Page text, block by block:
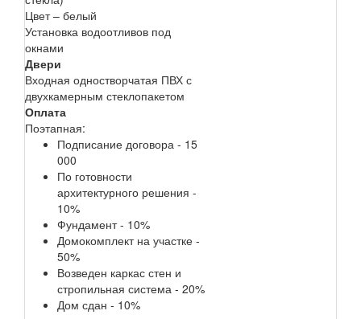
Цвет – белый
Установка водоотливов под
окнами
Двери
Входная одностворчатая ПВХ с
двухкамерным стеклопакетом
Оплата
Поэтапная:
Подписание договора - 15
000
По готовности
архитектурного решения -
10%
Фундамент - 10%
Домокомплект на участке -
50%
Возведен каркас стен и
стропильная система - 20%
Дом сдан - 10%